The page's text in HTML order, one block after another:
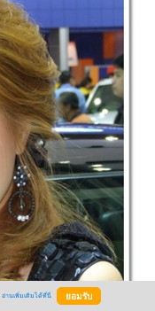
อ่านเพิ่มเติมได้ที่นี่